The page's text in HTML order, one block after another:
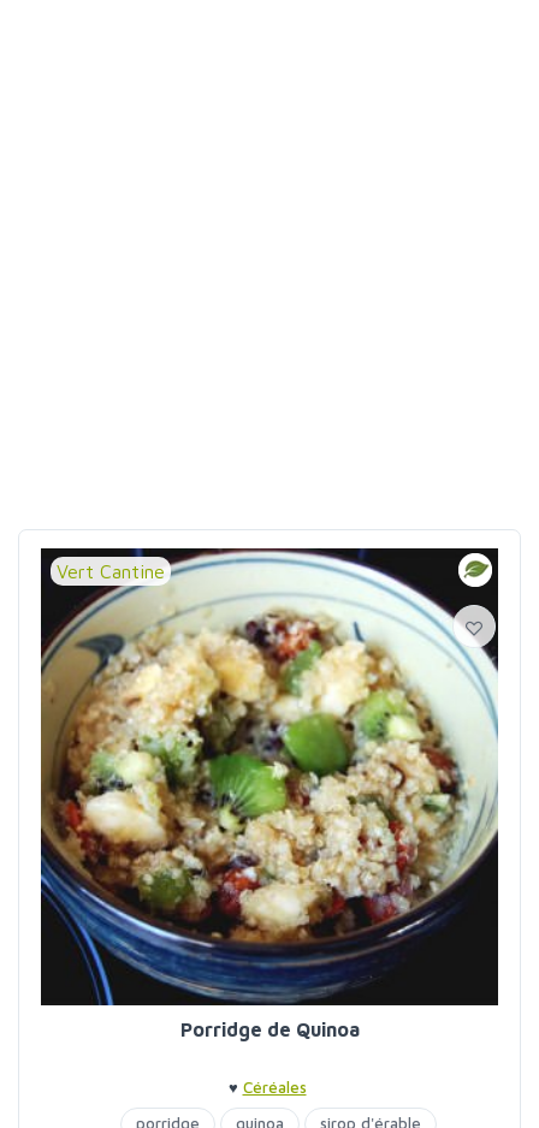
Vert Cantine
Porridge de Quinoa
♥ Céréales
porridge
quinoa sirop d'érable